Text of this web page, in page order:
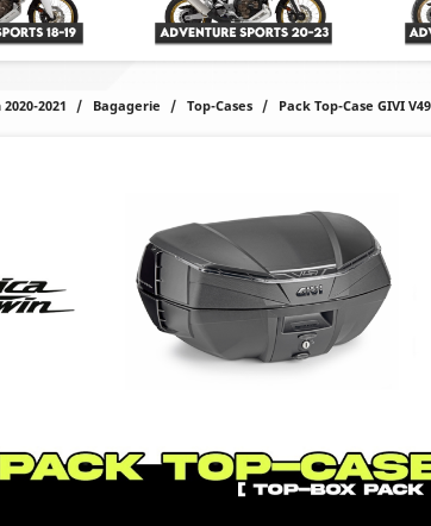
2021 Bagagerie Top-Cases Pack Top-Case GIVI